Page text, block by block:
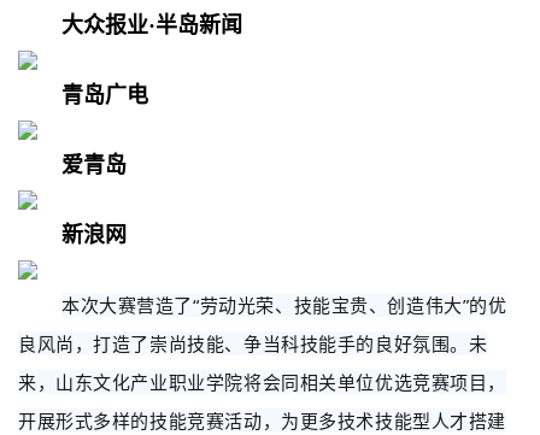
大众报业·半岛新闻
青岛广电
爱青岛
新浪网
本次大赛营造了“劳动光荣、技能宝贵、创造伟大”的优
良风尚，打造了崇尚技能、争当科技能手的良好氛围。未
来，山东文化产业职业学院将会同相关单位优选竞赛项目，
开展形式多样的技能竞赛活动，为更多技术技能型人才搭建